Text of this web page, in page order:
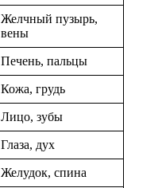
Желчный пузырь,
вены
Печень, пальцы
Кожа, грудь
Лицо, зубы
Глаза, дух
Желудок, спина